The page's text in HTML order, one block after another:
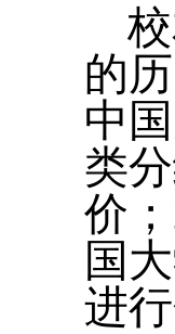
的
中
类
价
国
进